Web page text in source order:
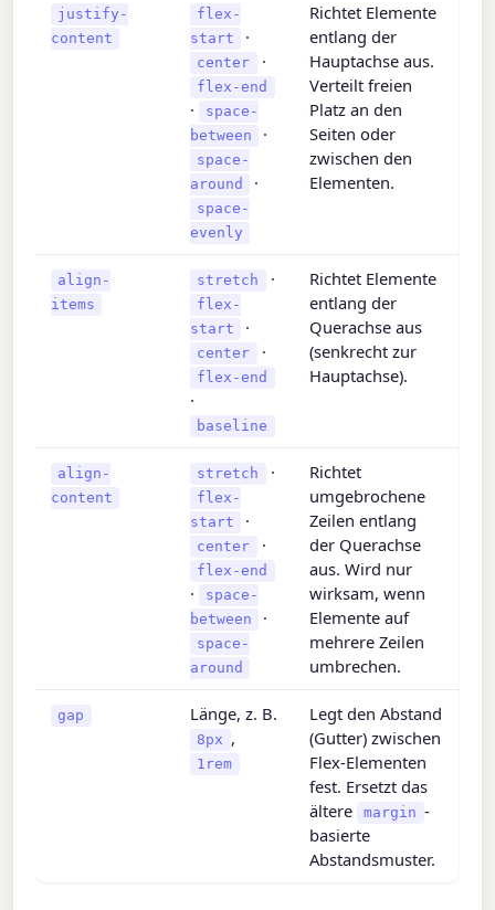
justify-
content
flex-
start
·
center ·
flex-end
·
space-
between
·
space-
around
·
space-
evenly
Richtet Elemente
entlang der
Hauptachse aus.
Verteilt freien
Platz an den
Seiten oder
zwischen den
Elementen.
align-
items
stretch ·
flex-
start
·
center ·
flex-end
·
baseline
Richtet Elemente
entlang der
Querachse aus
(senkrecht zur
Hauptachse).
align-
content
stretch ·
flex-
start
·
center ·
flex-end
·
space-
between
·
space-
around
Richtet
umgebrochene
Zeilen entlang
der Querachse
aus. Wird nur
wirksam, wenn
Elemente auf
mehrere Zeilen
umbrechen.
gap Länge, z. B.
8px ,
1rem
Legt den Abstand
(Gutter) zwischen
Flex-Elementen
fest. Ersetzt das
ältere
margin -
basierte
Abstandsmuster.